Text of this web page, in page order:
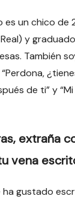
es un chico de
y
También
de ti” y
extraña
vena
ha gustado